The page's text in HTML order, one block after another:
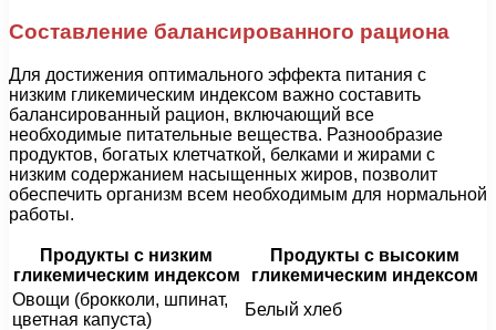
Составление балансированного рациона
Для достижения оптимального эффекта питания с
низким гликемическим индексом важно составить
балансированный рацион, включающий все
необходимые питательные вещества. Разнообразие
продуктов, богатых клетчаткой, белками и жирами с
низким содержанием насыщенных жиров, позволит
обеспечить организм всем необходимым для нормальной
работы.
Продукты с низким
гликемическим индексом
Продукты с высоким
гликемическим индексом
Овощи (брокколи, шпинат,
цветная капуста)
Белый хлеб